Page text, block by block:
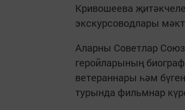
Кривошеева
экскурсоводлары
Аларны Советлар
геройларының
ветераннары һәм
турында фильмнар